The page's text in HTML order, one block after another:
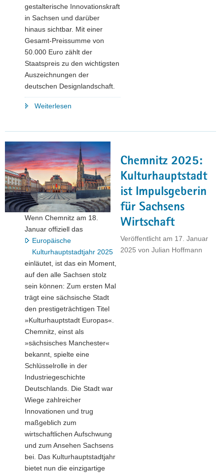
gestalterische Innovationskraft
in Sachsen und darüber
hinaus sichtbar. Mit einer
Gesamt-Preissumme von
50.000 Euro zählt der
Staatspreis zu den wichtigsten
Auszeichnungen der
deutschen Designlandschaft.
Weiterlesen
Design
2025:
Jetzt
bewerben!"
Chemnitz 2025:
Kulturhauptstadt
ist Impulsgeberin
für Sachsens
Wirtschaft
Veröffentlicht am 17. Januar
2025 von Julian Hoffmann
Wenn Chemnitz am 18.
Januar offiziell das
Europäische
Kulturhauptstadtjahr 2025
einläutet, ist das ein Moment,
auf den alle Sachsen stolz
sein können: Zum ersten Mal
trägt eine sächsische Stadt
den prestigeträchtigen Titel
»Kulturhauptstadt Europas«.
Chemnitz, einst als
»sächsisches Manchester«
bekannt, spielte eine
Schlüsselrolle in der
Industriegeschichte
Deutschlands. Die Stadt war
Wiege zahlreicher
Innovationen und trug
maßgeblich zum
wirtschaftlichen Aufschwung
und zum Ansehen Sachsens
bei. Das Kulturhauptstadtjahr
bietet nun die einzigartige